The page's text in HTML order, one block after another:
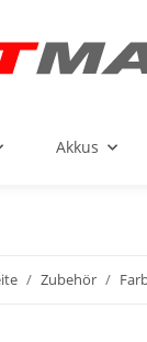
Akkus
Zubehör